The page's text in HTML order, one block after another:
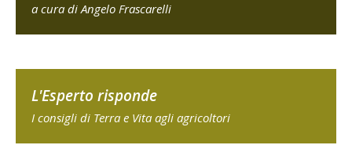
a cura di Angelo Frascarelli
L'Esperto risponde
I consigli di Terra e Vita agli agricoltori